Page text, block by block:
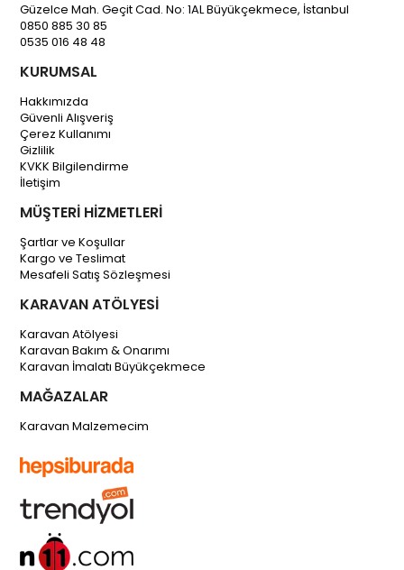
Güzelce Mah. Geçit Cad. No: 1AL Büyükçekmece, İstanbul
0850 885 30 85
0535 016 48 48
KURUMSAL
Hakkımızda
Güvenli Alışveriş
Çerez Kullanımı
Gizlilik
KVKK Bilgilendirme
İletişim
MÜŞTERİ HİZMETLERİ
Şartlar ve Koşullar
Kargo ve Teslimat
Mesafeli Satış Sözleşmesi
KARAVAN ATÖLYESİ
Karavan Atölyesi
Karavan Bakım & Onarımı
Karavan İmalatı Büyükçekmece
MAĞAZALAR
Karavan Malzemecim